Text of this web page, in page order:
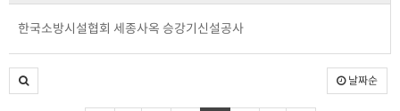
한국소방시설협회 세종사옥 승강기신설공사
날짜순